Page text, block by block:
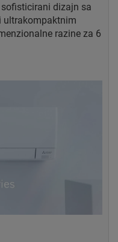
dizajn sa
ultrakompaktnim
razine za 6